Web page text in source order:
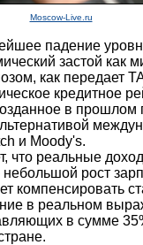
Moscow-Live.ru
падение
застой как
как передает
кредитное
в прошлом
и Moody's.
что реальные
рост
компенсировать
в реальном
в сумме